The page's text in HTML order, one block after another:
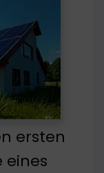
ersten
eines